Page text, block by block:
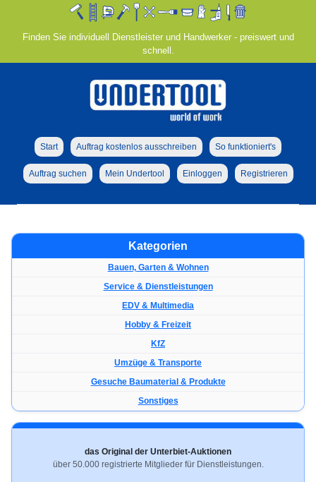
Finden Sie individuell Dienstleister und Handwerker - preiswert und
schnell.
Start Auftrag kostenlos ausschreiben So funktioniert's
Auftrag suchen Mein Undertool Einloggen Registrieren
Kategorien
Bauen, Garten & Wohnen
Service & Dienstleistungen
EDV & Multimedia
Hobby & Freizeit
KfZ
Umzüge & Transporte
Gesuche Baumaterial & Produkte
Sonstiges
das Original der Unterbiet-Auktionen
über 50.000 registrierte Mitglieder für Dienstleistungen.